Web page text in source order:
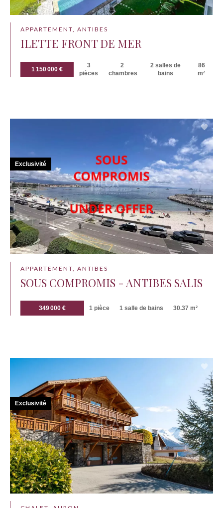
APPARTEMENT, ANTIBES
ILETTE FRONT DE MER
1 150 000 €
3
pièces
2
chambres
2 salles de
bains
86
m²
APPARTEMENT, ANTIBES
SOUS COMPROMIS - ANTIBES SALIS
349 000 € 1 pièce 1 salle de bains 30.37 m²
Exclusivité
Exclusivité